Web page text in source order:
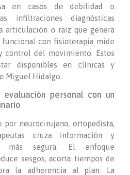
en casos de debilidad o
infiltraciones diagnósticas
articulación o raíz que genera
funcional con fisioterapia mide
control del movimiento. Estos
disponibles en clínicas y
Miguel Hidalgo.
personal con un
por neurocirujano, ortopedista,
cruza información y
segura. El enfoque
sesgos, acorta tiempos de
la adherencia al plan. La